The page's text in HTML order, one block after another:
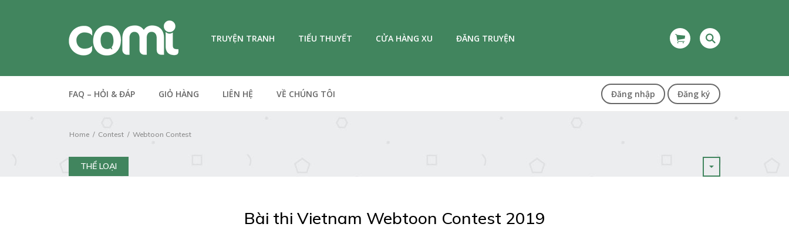
TRUYỆN TRANH TIỂU THUYẾT CỬA HÀNG XU ĐĂNG TRUYỆN
FAQ – HỎI & ĐÁP GIỎ HÀNG LIÊN HỆ VỀ CHÚNG TÔI Đăng nhập Đăng ký
Home Contest Webtoon Contest
THỂ LOẠI
Bài thi Vietnam Webtoon Contest 2019